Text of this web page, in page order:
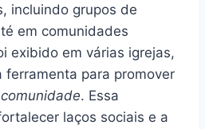
incluindo grupos de
em comunidades
exibido em várias igrejas,
ferramenta para promover
comunidade. Essa
laços sociais e a